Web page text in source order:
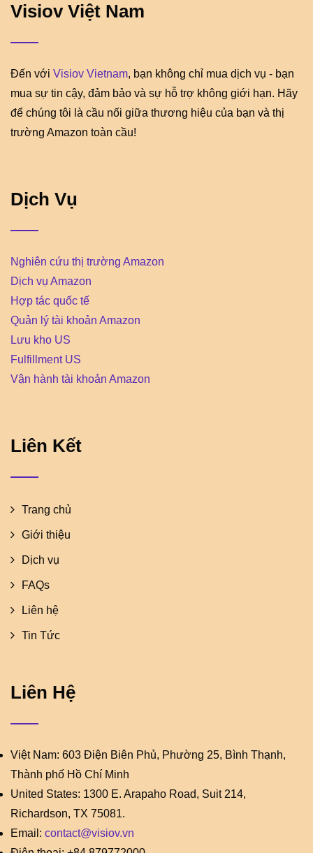
Visiov Việt Nam
Đến với Visiov Vietnam, bạn không chỉ mua dịch vụ - bạn
mua sự tin cậy, đảm bảo và sự hỗ trợ không giới hạn. Hãy
để chúng tôi là cầu nối giữa thương hiệu của bạn và thị
trường Amazon toàn cầu!
Dịch Vụ
Nghiên cứu thị trường Amazon
Dịch vụ Amazon
Hợp tác quốc tế
Quản lý tài khoản Amazon
Lưu kho US
Fulfillment US
Vận hành tài khoản Amazon
Liên Kết
Trang chủ
Giới thiệu
Dịch vụ
FAQs
Liên hệ
Tin Tức
Liên Hệ
Việt Nam: 603 Điện Biên Phủ, Phường 25, Bình Thạnh,
Thành phố Hồ Chí Minh
United States: 1300 E. Arapaho Road, Suit 214,
Richardson, TX 75081.
Email: contact@visiov.vn